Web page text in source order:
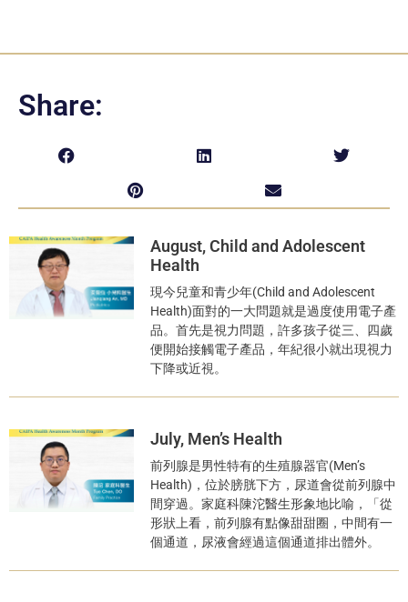
Share:
August, Child and Adolescent
Health
現今兒童和青少年(Child and Adolescent
Health)面對的一大問題就是過度使用電子產
品。首先是視力問題，許多孩子從三、四歲
便開始接觸電子產品，年紀很小就出現視力
下降或近視。
July, Men’s Health
前列腺是男性特有的生殖腺器官(Men’s
Health)，位於膀胱下方，尿道會從前列腺中
間穿過。家庭科陳沱醫生形象地比喻，「從
形狀上看，前列腺有點像甜甜圈，中間有一
個通道，尿液會經過這個通道排出體外。